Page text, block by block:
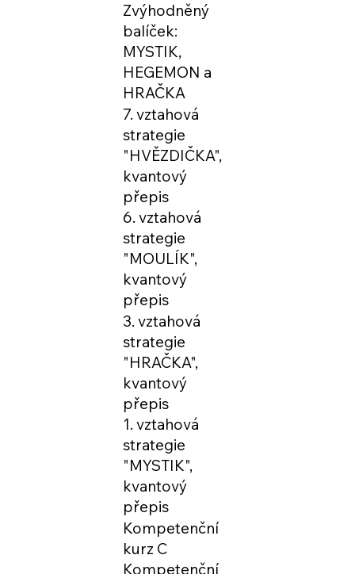
Zvýhodněný
balíček:
MYSTIK,
HEGEMON a
HRAČKA
7. vztahová
strategie
"HVĚZDIČKA",
kvantový
přepis
6. vztahová
strategie
"MOULÍK",
kvantový
přepis
3. vztahová
strategie
"HRAČKA",
kvantový
přepis
1. vztahová
strategie
"MYSTIK",
kvantový
přepis
Kompetenční
kurz C
Kompetenční